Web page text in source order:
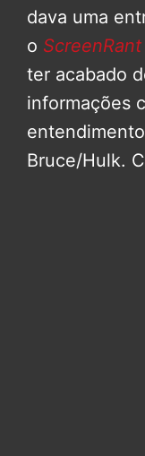
dava uma
o ScreenRant
ter acabado
informações
Bruce/Hulk.